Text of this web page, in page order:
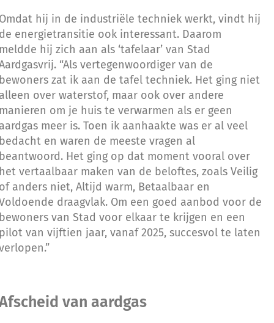
hij in de industriële techniek werkt, vindt hij
energietransitie ook interessant. Daarom
hij zich aan als ‘tafelaar’ van Stad
“Als vertegenwoordiger van de
zat ik aan de tafel techniek. Het ging niet
over waterstof, maar ook over andere
om je huis te verwarmen als er geen
meer is. Toen ik aanhaakte was er al veel
en waren de meeste vragen al
Het ging op dat moment vooral over
vertaalbaar maken van de beloftes, zoals Veilig
anders niet, Altijd warm, Betaalbaar en
draagvlak. Om een goed aanbod voor de
van Stad voor elkaar te krijgen en een
van vijftien jaar, vanaf 2025, succesvol te laten
van aardgas